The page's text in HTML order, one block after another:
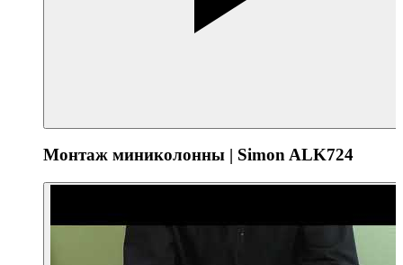
Монтаж миниколонны | Simon ALK724